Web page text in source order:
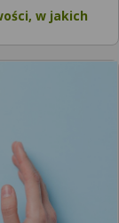
w jakich